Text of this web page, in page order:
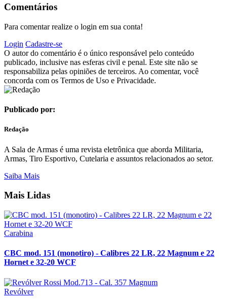
Comentários
Para comentar realize o login em sua conta!
Login Cadastre-se
O autor do comentário é o único responsável pelo conteúdo
publicado, inclusive nas esferas civil e penal. Este site não se
responsabiliza pelas opiniões de terceiros. Ao comentar, você
concorda com os Termos de Uso e Privacidade.
Publicado por:
Redação
A Sala de Armas é uma revista eletrônica que aborda Militaria,
Armas, Tiro Esportivo, Cutelaria e assuntos relacionados ao setor.
Saiba Mais
Mais Lidas
Carabina
CBC mod. 151 (monotiro) - Calibres 22 LR, 22 Magnum e 22
Hornet e 32-20 WCF
Revólver